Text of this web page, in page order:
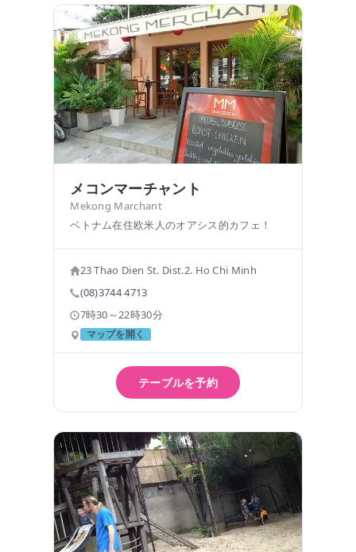
メコンマーチャント
Mekong Marchant
ベトナム在住欧米人のオアシス的カフェ！
23 Thao Dien St. Dist.2. Ho Chi Minh
(08)3744 4713
7時30～22時30分
マップを開く
テーブルを予約